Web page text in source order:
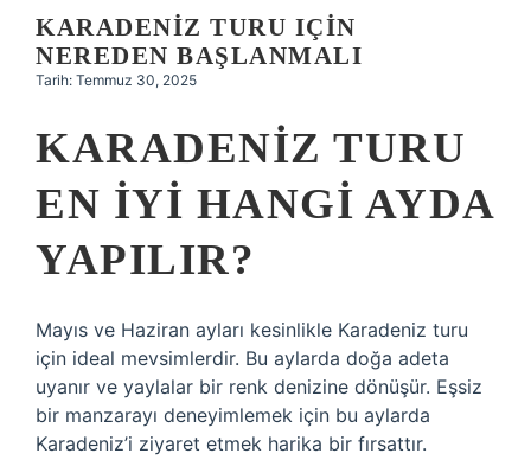
Hakkımızda
KARADENIZ TURU IÇIN
NEREDEN BAŞLANMALI
Tarih: Temmuz 30, 2025
KARADENIZ TURU
EN IYI HANGI AYDA
YAPILIR?
Mayıs ve Haziran ayları kesinlikle Karadeniz turu
için ideal mevsimlerdir. Bu aylarda doğa adeta
uyanır ve yaylalar bir renk denizine dönüşür. Eşsiz
bir manzarayı deneyimlemek için bu aylarda
Karadeniz’i ziyaret etmek harika bir fırsattır.